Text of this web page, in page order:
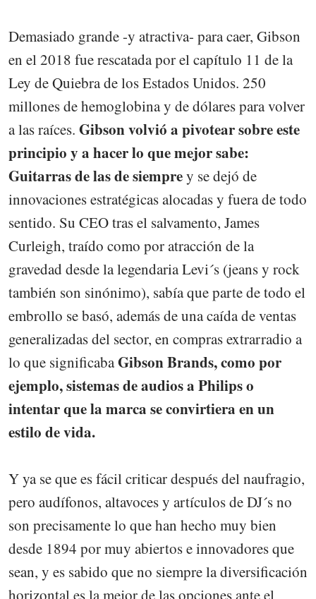
Demasiado grande -y atractiva- para caer, Gibson
en el 2018 fue rescatada por el capítulo 11 de la
Ley de Quiebra de los Estados Unidos. 250
millones de hemoglobina y de dólares para volver
a las raíces. Gibson volvió a pivotear sobre este
principio y a hacer lo que mejor sabe:
Guitarras de las de siemprey se dejó de
innovaciones estratégicas alocadas y fuera de todo
sentido. Su CEO tras el salvamento, James
Curleigh, traído como por atracción de la
gravedad desde la legendaria Levi´s (jeans y rock
también son sinónimo), sabía que parte de todo el
embrollo se basó, además de una caída de ventas
generalizadas del sector, en compras extrarradio a
lo que significabaGibson Brands, como por
ejemplo, sistemas de audios a Philips o
intentar que la marca se convirtiera en un
estilo de vida.
Y ya se que es fácil criticar después del naufragio,
pero audífonos, altavoces y artículos de DJ´s no
son precisamente lo que han hecho muy bien
desde 1894 por muy abiertos e innovadores que
sean, y es sabido que no siempre la diversificación
horizontal es la mejor de las opciones ante el